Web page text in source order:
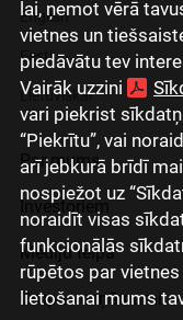
lai, ņemot vērā
vietnes un
piedāvātu tev
Vairāk uzzini
vari piekrist
“Piekrītu”, vai
arī jebkurā brīdī
nospiežot uz
noraidīt visas
funkcionālās
rūpētos par
lietošanai mums
English
Eesti
Lietuviškai
Par mums
Investoriem
Mediju telpa
Grupas uzņēmumi